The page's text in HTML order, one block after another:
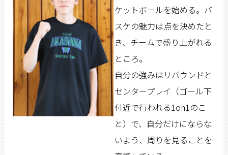
ケットボールを始める。バ
スケの魅力は点を決めたと
き、チームで盛り上がれる
ところ。
自分の強みはリバウンドと
センタープレイ（ゴール下
付近で行われる1on1のこ
と）で、自分だけにならな
いよう、周りを見ることを